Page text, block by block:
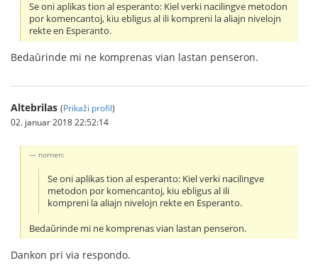
Se oni aplikas tion al esperanto: Kiel verki nacilingve metodon
por komencantoj, kiu ebligus al ili kompreni la aliajn nivelojn
rekte en Esperanto.
Bedaŭrinde mi ne komprenas vian lastan penseron.
Altebrilas (Prikaži profil)
02. januar 2018 22:52:14
nornen:
Se oni aplikas tion al esperanto: Kiel verki nacilingve
metodon por komencantoj, kiu ebligus al ili
kompreni la aliajn nivelojn rekte en Esperanto.
Bedaŭrinde mi ne komprenas vian lastan penseron.
Dankon pri via respondo.